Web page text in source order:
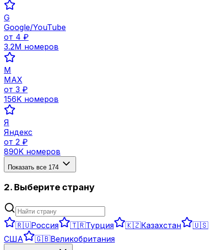
G
Google/YouTube
от 4 ₽
3.2M номеров
M
MAX
от 3 ₽
156K номеров
Я
Яндекс
от 2 ₽
890K номеров
Показать все 174
2. Выберите страну
🇷🇺Россия 🇹🇷Турция 🇰🇿Казахстан
🇺🇸
США
🇬🇧Великобритания